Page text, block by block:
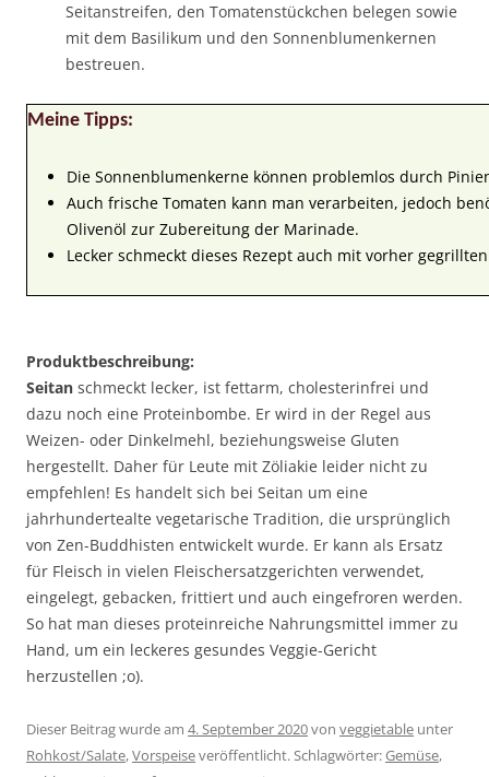
Seitanstreifen, den Tomatenstückchen belegen sowie
mit dem Basilikum und den Sonnenblumenkernen
bestreuen.
Meine Tipps:
Die Sonnenblumenkerne können problemlos durch
Auch frische Tomaten kann man verarbeiten, jedoch
Olivenöl zur Zubereitung der Marinade.
Lecker schmeckt dieses Rezept auch mit vorher
Produktbeschreibung:
Seitan schmeckt lecker, ist fettarm, cholesterinfrei und
dazu noch eine Proteinbombe. Er wird in der Regel aus
Weizen- oder Dinkelmehl, beziehungsweise Gluten
hergestellt. Daher für Leute mit Zöliakie leider nicht zu
empfehlen! Es handelt sich bei Seitan um eine
jahrhundertealte vegetarische Tradition, die ursprünglich
von Zen-Buddhisten entwickelt wurde. Er kann als Ersatz
für Fleisch in vielen Fleischersatzgerichten verwendet,
eingelegt, gebacken, frittiert und auch eingefroren werden.
So hat man dieses proteinreiche Nahrungsmittel immer zu
Hand, um ein leckeres gesundes Veggie-Gericht
herzustellen ;o).
Dieser Beitrag wurde am 4. September 2020von veggietable unter
Rohkost/Salate,Vorspeiseveröffentlicht. Schlagwörter:Gemüse,